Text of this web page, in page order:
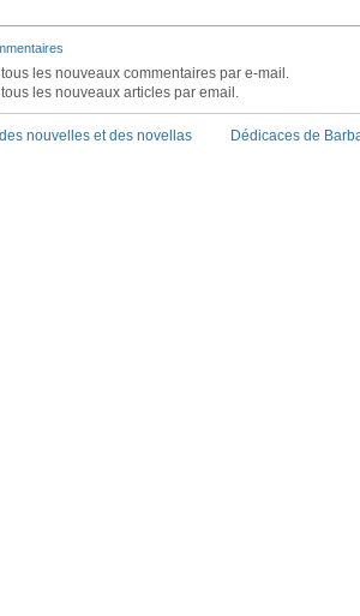
les nouveaux commentaires par e-mail.
les nouveaux articles par email.
nouvelles et des novellas Dédicaces de